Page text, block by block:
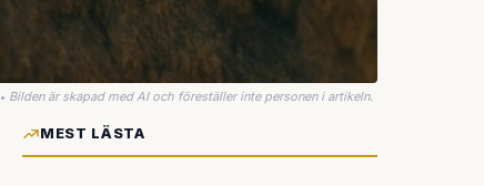
• Bilden är skapad med AI och föreställer inte personen i artikeln.
MEST LÄSTA